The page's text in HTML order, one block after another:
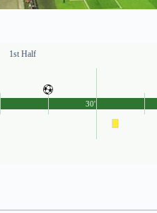
1st Half
30'